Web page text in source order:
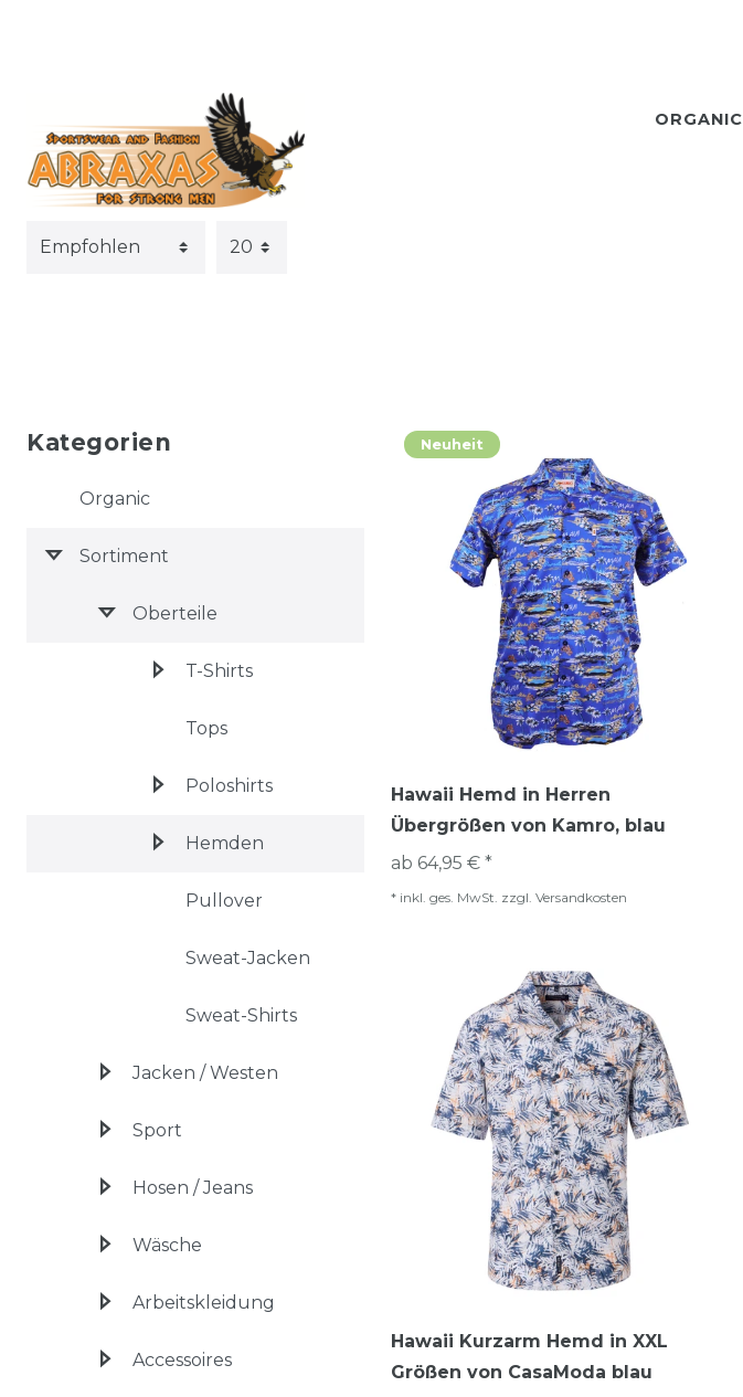
ORGANIC
Kategorien
Organic
Sortiment
Oberteile
T-Shirts
Tops
Poloshirts
Hemden
Pullover
Sweat-Jacken
Sweat-Shirts
Jacken / Westen
Sport
Hosen / Jeans
Wäsche
Arbeitskleidung
Accessoires
Neuheit
Hawaii Hemd in Herren
Übergrößen von Kamro, blau
ab 64,95 € *
* inkl. ges. MwSt. zzgl. Versandkosten
Hawaii Kurzarm Hemd in XXL
Größen von CasaModa blau